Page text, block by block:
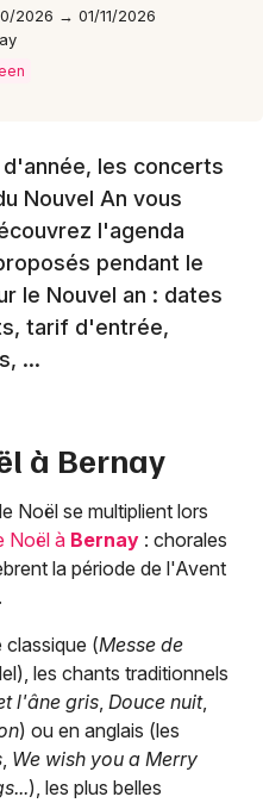
2026 → 01/11/2026
les concerts
Nouvel An vous
l'agenda
pendant le
le Nouvel an : dates
tarif d'entrée,
...
à Bernay
Noël se multiplient lors
Noël à Bernay : chorales
la période de l'Avent
classique (Messe de
les chants traditionnels
l'âne gris, Douce nuit,
) ou en anglais (les
, We wish you a Merry
), les plus belles